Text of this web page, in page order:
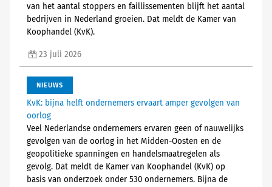
van het aantal stoppers en faillissementen blijft het aantal
bedrijven in Nederland groeien. Dat meldt de Kamer van
Koophandel (KvK).
23 juli 2026
NIEUWS
KvK: bijna helft ondernemers ervaart amper gevolgen van
oorlog
Veel Nederlandse ondernemers ervaren geen of nauwelijks
gevolgen van de oorlog in het Midden-Oosten en de
geopolitieke spanningen en handelsmaatregelen als
gevolg. Dat meldt de Kamer van Koophandel (KvK) op
basis van onderzoek onder 530 ondernemers. Bijna de